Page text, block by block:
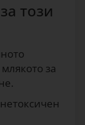
този
за